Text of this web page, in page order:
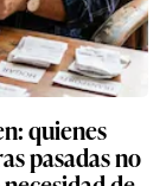
quienes
pasadas no